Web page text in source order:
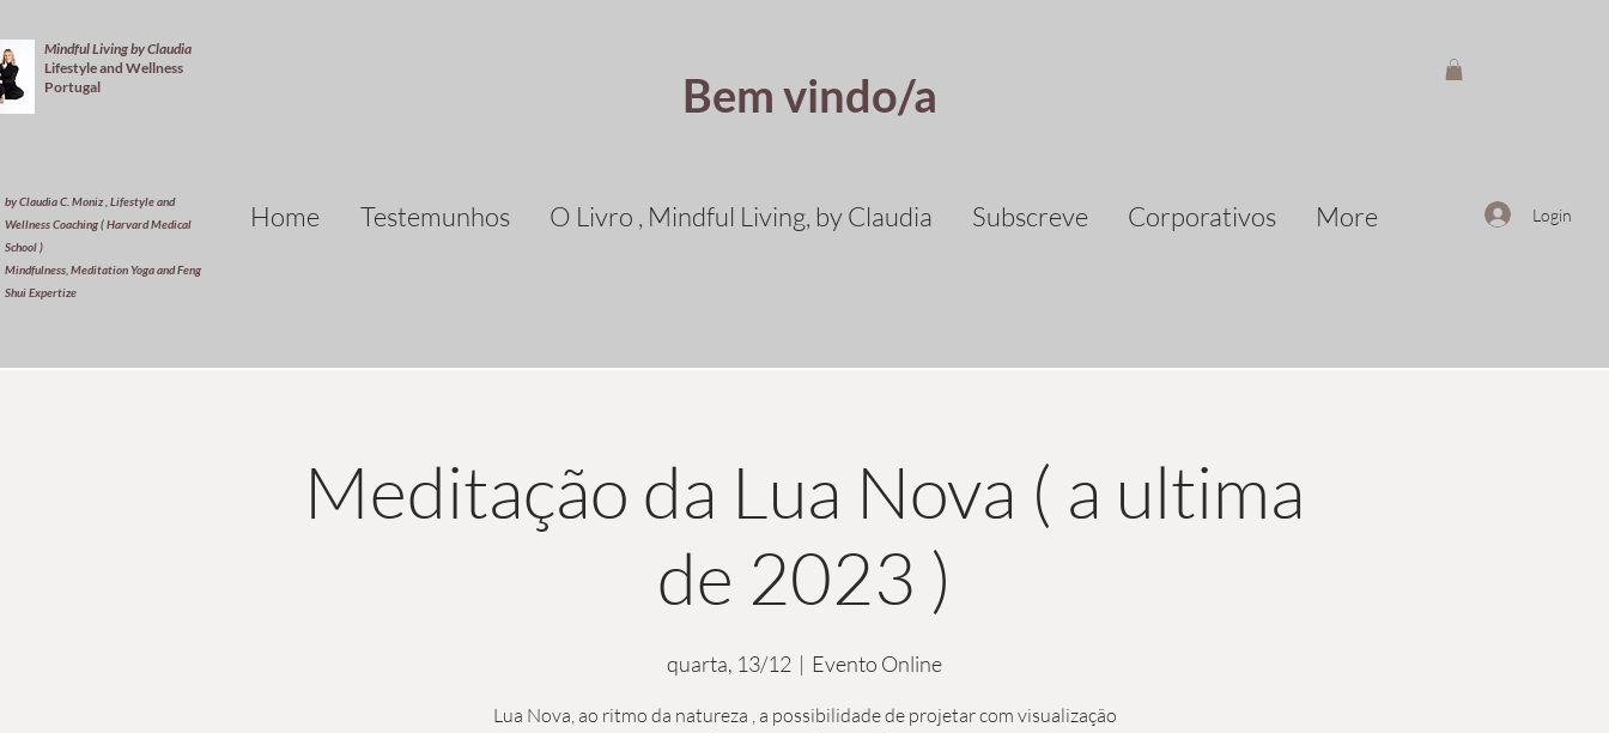
Mindful Living by Claudia
Lifestyle and Wellness
Portugal
by Claudia C. Moniz , Lifestyle and
Wellness Coaching ( Harvard Medical
School )
Mindfulness, Meditation Yoga and Feng
Shui Expertize
Bem vindo/a
Home Testemunhos O Livro , Mindful Living, by Claudia Subscreve Corporativos More Login
Meditação da Lua Nova ( a ultima
de 2023 )
quarta, 13/12
  |
Evento Online
Lua Nova, ao ritmo da natureza , a possibilidade de projetar com visualização